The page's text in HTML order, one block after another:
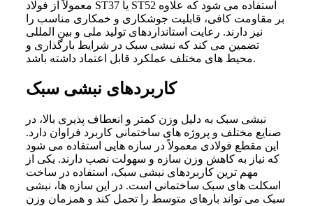
معمولاً از فولاد ST37 یا ST52 استفاده می شود که علاوه
بر مقاومت کافی، قابلیت جوشکاری و خمکاری مناسب را
نیز دارند. رعایت استانداردهای تولید ملی و بین المللی
تضمین می کند که نبشی سبک در شرایط بارگذاری و
محیط های مختلف عملکرد قابل اعتماد داشته باشد.
کاربردهای نبشی سبک
نبشی سبک به دلیل وزن کمتر و انعطاف پذیری بالا، در
صنایع مختلف و پروژه های ساختمانی کاربرد فراوان دارد.
این مقطع فولادی معمولاً در سازه هایی استفاده می شود
که نیاز به کاهش وزن سازه و سهولت نصب دارند. یکی از
مهم ترین کاربردهای نبشی سبک، استفاده در ساخت
اسکلت های سبک ساختمانی است. در این سازه ها، نبشی
سبک می تواند بارهای متوسط را تحمل کند و همزمان وزن